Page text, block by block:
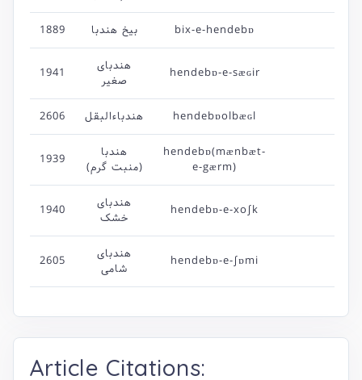
1889 بیخ هندبا bix-e-hendebɒ
1941
هندبای
صغیر
hendebɒ-e-sæɢir
2606 هندباءالبقل hendebɒolbæɢl
1939
هندبا
(منبت گرم)
hendebɒ(mænbæt-
e-gærm)
1940
هندبای
خشک
hendebɒ-e-xo∫k
2605
هندبای
شامی
hendebɒ-e-∫ɒmi
Article Citations: